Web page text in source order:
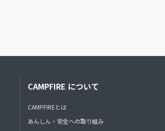
CAMPFIRE について
CAMPFIREとは
あんしん・安全への取り組み